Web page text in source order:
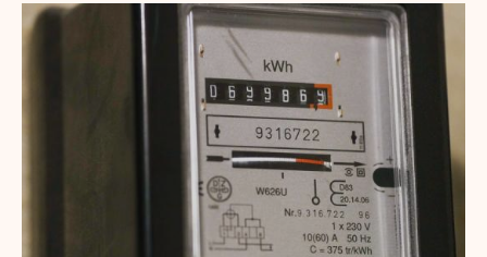
EXCLUSIV